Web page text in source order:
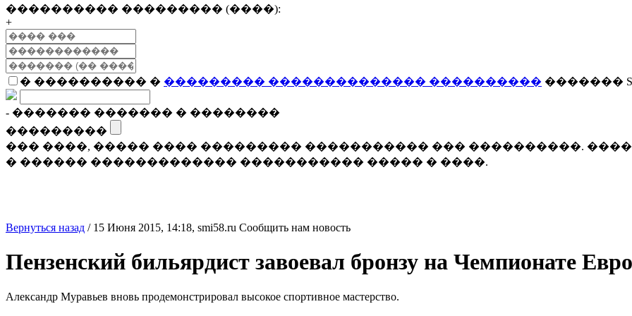
���������� ��������� (����):
+
� ���������� � ��������� �������������� ���������� �������
- ������� ������� � ��������
���������
��� ����, ����� ���� ��������� ����������� ��� ����������.
� ������ ������������� ����������� ����� � ����.
Вернуться назад / 15 Июня 2015, 14:18, smi58.ru Сообщить нам новость
Пензенский бильярдист завоевал бронзу на Чемпионате
Александр Муравьев вновь продемонстрировал высокое спортивное мастерство.